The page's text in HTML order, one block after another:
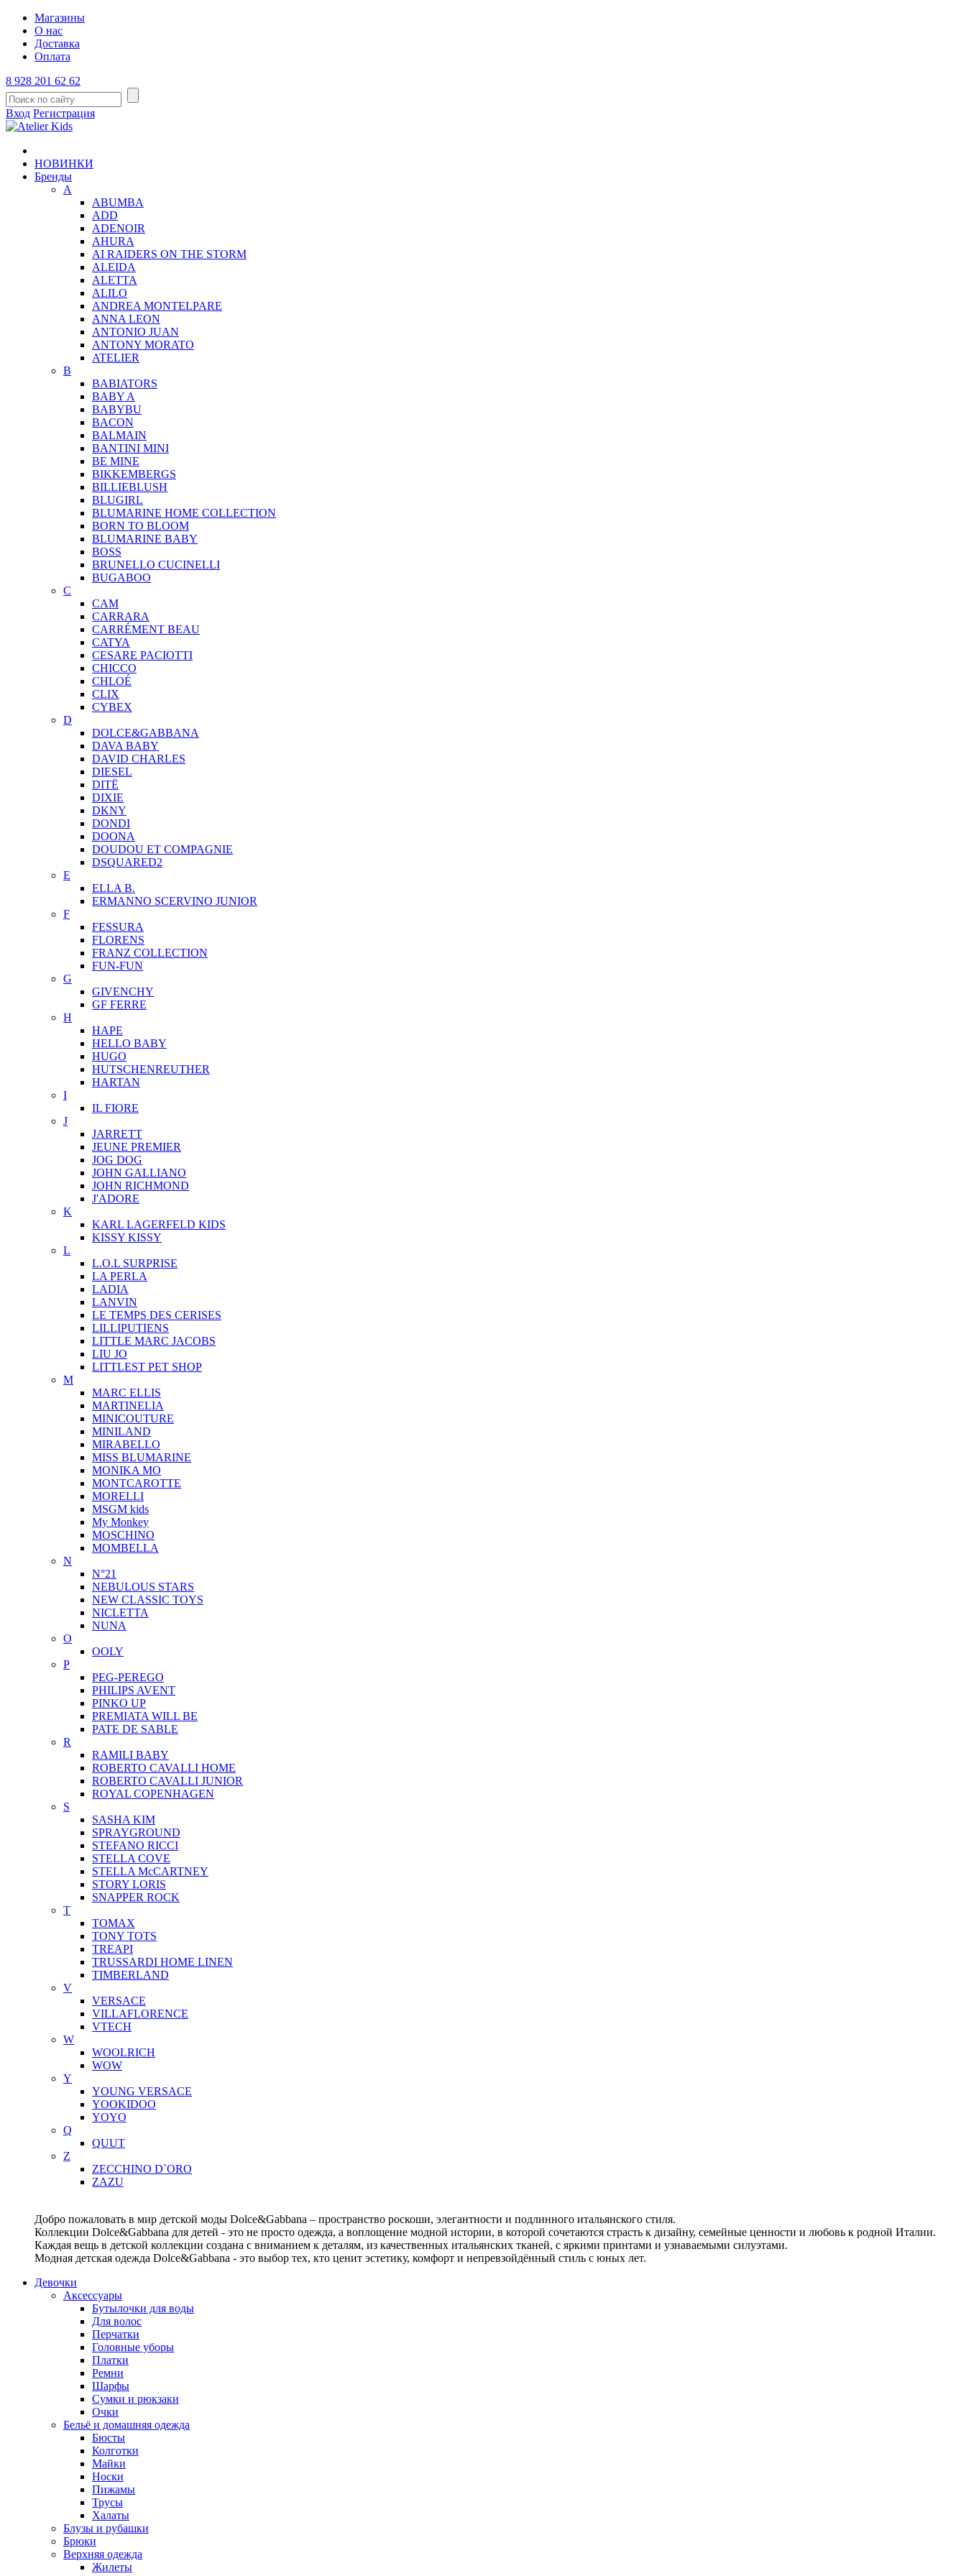
Магазины
О нас
Доставка
Оплата
8 928 201 62 62
Вход Регистрация
НОВИНКИ
Бренды
A
ABUMBA
ADD
ADENOIR
AHURA
AI RAIDERS ON THE STORM
ALEIDA
ALETTA
ALILO
ANDREA MONTELPARE
ANNA LEON
ANTONIO JUAN
ANTONY MORATO
ATELIER
B
BABIATORS
BABY A
BABYBU
BACON
BALMAIN
BANTINI MINI
BE MINE
BIKKEMBERGS
BILLIEBLUSH
BLUGIRL
BLUMARINE HOME COLLECTION
BORN TO BLOOM
BLUMARINE BABY
BOSS
BRUNELLO CUCINELLI
BUGABOO
C
CAM
CARRARA
CARRÉMENT BEAU
CATYA
CESARE PACIOTTI
CHICCO
CHLOÉ
CLIX
CYBEX
D
DOLCE&GABBANA
DAVA BABY
DAVID CHARLES
DIESEL
DITЁ
DIXIE
DKNY
DONDI
DOONA
DOUDOU ET COMPAGNIE
DSQUARED2
E
ELLA B.
ERMANNO SCERVINO JUNIOR
F
FESSURA
FLORENS
FRANZ COLLECTION
FUN-FUN
G
GIVENCHY
GF FERRE
H
HAPE
HELLO BABY
HUGO
HUTSCHENREUTHER
HARTAN
I
IL FIORE
J
JARRETT
JEUNE PREMIER
JOG DOG
JOHN GALLIANO
JOHN RICHMOND
J'ADORE
K
KARL LAGERFELD KIDS
KISSY KISSY
L
L.O.L SURPRISE
LA PERLA
LADIA
LANVIN
LE TEMPS DES CERISES
LILLIPUTIENS
LITTLE MARC JACOBS
LIU JO
LITTLEST PET SHOP
M
MARC ELLIS
MARTINELIA
MINICOUTURE
MINILAND
MIRABELLO
MISS BLUMARINE
MONIKA MO
MONTCAROTTE
MORELLI
MSGM kids
My Monkey
MOSCHINO
MOMBELLA
N
N°21
NEBULOUS STARS
NEW CLASSIC TOYS
NICLETTA
NUNA
O
OOLY
P
PEG-PEREGO
PHILIPS AVENT
PINKO UP
PREMIATA WILL BE
PATE DE SABLE
R
RAMILI BABY
ROBERTO CAVALLI HOME
ROBERTO CAVALLI JUNIOR
ROYAL COPENHAGEN
S
SASHA KIM
SPRAYGROUND
STEFANO RICCI
STELLA COVE
STELLA McCARTNEY
STORY LORIS
SNAPPER ROCK
T
TOMAX
TONY TOTS
TREAPI
TRUSSARDI HOME LINEN
TIMBERLAND
V
VERSACE
VILLAFLORENCE
VTECH
W
WOOLRICH
WOW
Y
YOUNG VERSACE
YOOKIDOO
YOYO
Q
QUUT
Z
ZECCHINO D`ORO
ZAZU
Добро пожаловать в мир детской моды Dolce&Gabbana – пространство роскоши, элегантности и подлинного итальянского стиля.
Коллекции Dolce&Gabbana для детей - это не просто одежда, а воплощение модной истории, в которой сочетаются страсть к дизайну, семейные ценности и любовь к родной Италии.
Каждая вещь в детской коллекции создана с вниманием к деталям, из качественных итальянских тканей, с яркими принтами и узнаваемыми силуэтами.
Модная детская одежда Dolce&Gabbana - это выбор тех, кто ценит эстетику, комфорт и непревзойдённый стиль с юных лет.
Девочки
Аксессуары
Бутылочки для воды
Для волос
Перчатки
Головные уборы
Платки
Ремни
Шарфы
Сумки и рюкзаки
Очки
Бельё и домашняя одежда
Бюсты
Колготки
Майки
Носки
Пижамы
Трусы
Халаты
Блузы и рубашки
Брюки
Верхняя одежда
Жилеты